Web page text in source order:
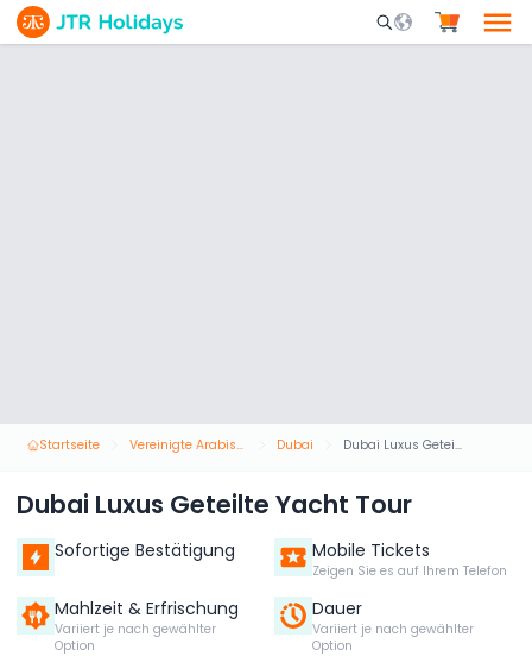
Mobile Search
Startseite Vereinigte Arabische Emirate Dubai Dubai Luxus Geteilte Yacht Tour
Dubai Luxus Geteilte Yacht Tour
Sofortige Bestätigung Mobile Tickets
Zeigen Sie es auf Ihrem Telefon
Mahlzeit & Erfrischung
Variiert je nach gewählter
Option
Dauer
Variiert je nach gewählter
Option